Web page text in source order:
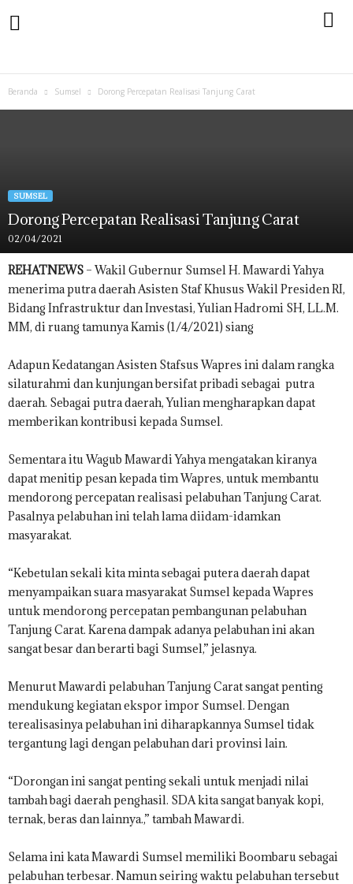
Beranda Sumsel Dorong Percepatan Realisasi Tanjung Carat
SUMSEL
Dorong Percepatan Realisasi Tanjung Carat
02/04/2021
REHATNEWS – Wakil Gubernur Sumsel H. Mawardi Yahya
menerima putra daerah Asisten Staf Khusus Wakil Presiden RI,
Bidang Infrastruktur dan Investasi, Yulian Hadromi SH, LL.M.
MM, di ruang tamunya Kamis (1/4/2021) siang
Adapun Kedatangan Asisten Stafsus Wapres ini dalam rangka
silaturahmi dan kunjungan bersifat pribadi sebagai putra
daerah. Sebagai putra daerah, Yulian mengharapkan dapat
memberikan kontribusi kepada Sumsel.
Sementara itu Wagub Mawardi Yahya mengatakan kiranya
dapat menitip pesan kepada tim Wapres, untuk membantu
mendorong percepatan realisasi pelabuhan Tanjung Carat.
Pasalnya pelabuhan ini telah lama diidam-idamkan
masyarakat.
“Kebetulan sekali kita minta sebagai putera daerah dapat
menyampaikan suara masyarakat Sumsel kepada Wapres
untuk mendorong percepatan pembangunan pelabuhan
Tanjung Carat. Karena dampak adanya pelabuhan ini akan
sangat besar dan berarti bagi Sumsel,” jelasnya.
Menurut Mawardi pelabuhan Tanjung Carat sangat penting
mendukung kegiatan ekspor impor Sumsel. Dengan
terealisasinya pelabuhan ini diharapkannya Sumsel tidak
tergantung lagi dengan pelabuhan dari provinsi lain.
“Dorongan ini sangat penting sekali untuk menjadi nilai
tambah bagi daerah penghasil. SDA kita sangat banyak kopi,
ternak, beras dan lainnya.,” tambah Mawardi.
Selama ini kata Mawardi Sumsel memiliki Boombaru sebagai
pelabuhan terbesar. Namun seiring waktu pelabuhan tersebut